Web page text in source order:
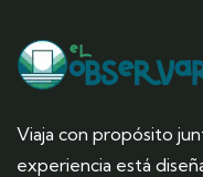
Viaja con propósito
experiencia está